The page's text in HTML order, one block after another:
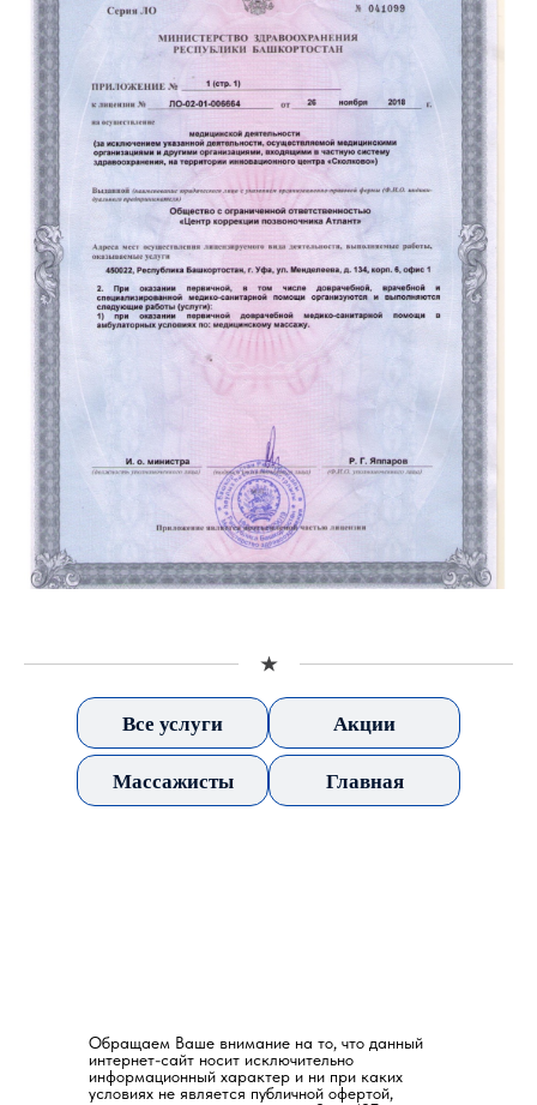
Все услуги
Массажисты
Акции
Обращаем Ваше внимание на то, что данный
интернет-сайт носит исключительно
информационный характер и ни при каких
условиях не является публичной офертой,
Главная